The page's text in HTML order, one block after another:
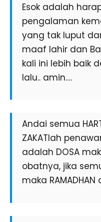
Esok adalah
pengalaman
yang tak luput
maaf lahir dan
kali ini lebih baik
lalu.. amin….
Andai semua
ZAKATlah
adalah DOSA
obatnya, jika
maka